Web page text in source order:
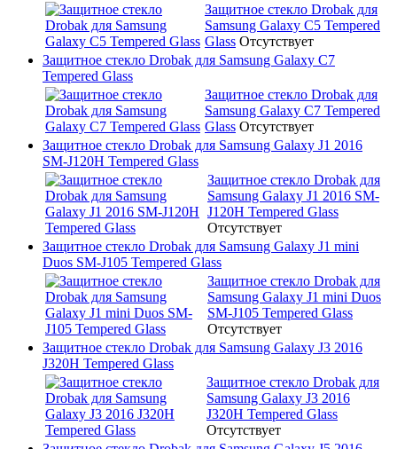
Защитное стекло Drobak для
Samsung Galaxy C5 Tempered
Glass Отсутствует
Защитное стекло Drobak для Samsung Galaxy C7
Tempered Glass
Защитное стекло Drobak для
Samsung Galaxy C7 Tempered
Glass Отсутствует
Защитное стекло Drobak для Samsung Galaxy J1 2016
SM-J120H Tempered Glass
Защитное стекло Drobak для
Samsung Galaxy J1 2016 SM-
J120H Tempered Glass
Отсутствует
Защитное стекло Drobak для Samsung Galaxy J1 mini
Duos SM-J105 Tempered Glass
Защитное стекло Drobak для
Samsung Galaxy J1 mini Duos
SM-J105 Tempered Glass
Отсутствует
Защитное стекло Drobak для Samsung Galaxy J3 2016
J320H Tempered Glass
Защитное стекло Drobak для
Samsung Galaxy J3 2016
J320H Tempered Glass
Отсутствует